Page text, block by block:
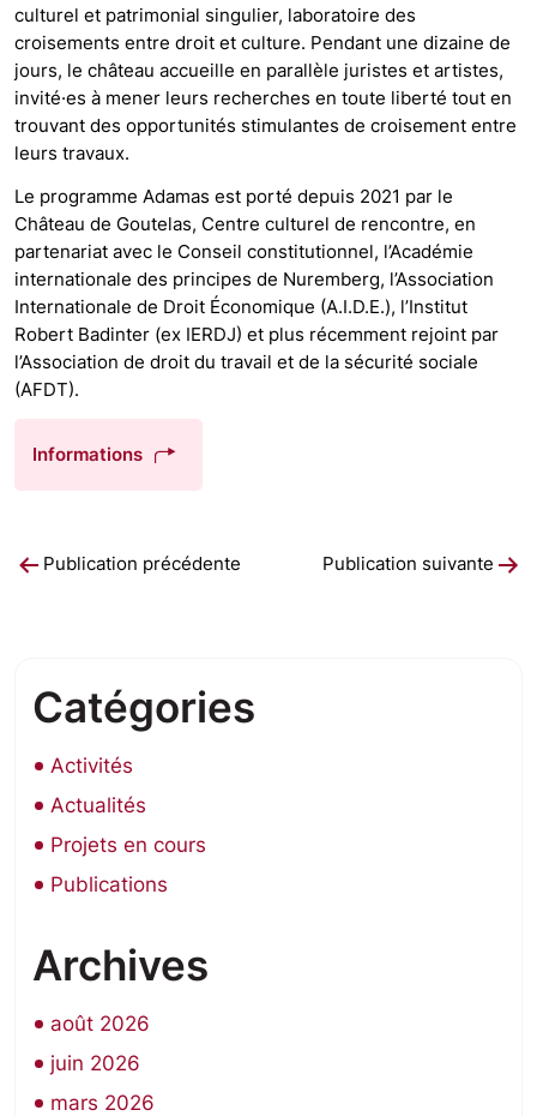
culturel et patrimonial singulier, laboratoire des
croisements entre droit et culture. Pendant une dizaine de
jours, le château accueille en parallèle juristes et artistes,
invité·es à mener leurs recherches en toute liberté tout en
trouvant des opportunités stimulantes de croisement entre
leurs travaux.
Le programme Adamas est porté depuis 2021 par le
Château de Goutelas, Centre culturel de rencontre, en
partenariat avec le Conseil constitutionnel, l’Académie
internationale des principes de Nuremberg, l’Association
Internationale de Droit Économique (A.I.D.E.), l’Institut
Robert Badinter (ex IERDJ) et plus récemment rejoint par
l’Association de droit du travail et de la sécurité sociale
(AFDT).
Informations
Navigation
Publication précédente Publication suivante
Catégories
Activités
Actualités
Projets en cours
Publications
Archives
août 2026
juin 2026
mars 2026